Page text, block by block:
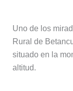
Uno de los
Rural de
situado en la
altitud.